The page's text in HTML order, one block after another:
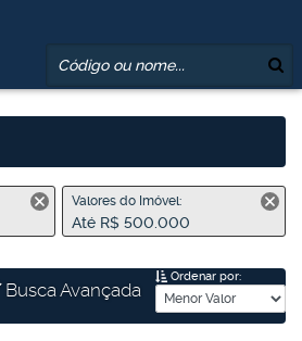
Valores do Imóvel:
Até R$ 500.000
Busca Avançada
Ordenar por: